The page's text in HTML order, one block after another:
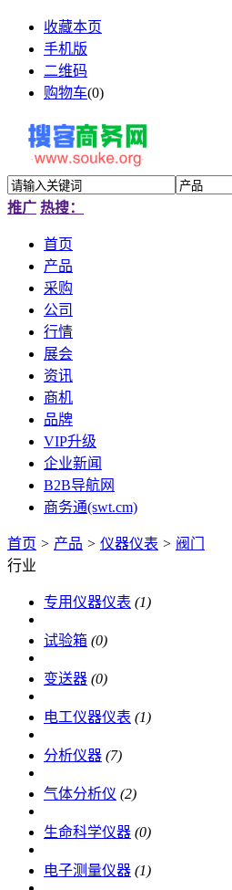
收藏本页
手机版
二维码
购物车(0)
推广 热搜：
首页
产品
采购
公司
行情
展会
资讯
商机
品牌
VIP升级
企业新闻
B2B导航网
商务通(swt.cm)
首页 > 产品 > 仪器仪表 > 阀门
行业
专用仪器仪表 (1)
试验箱 (0)
变送器 (0)
电工仪器仪表 (1)
分析仪器 (7)
气体分析仪 (2)
生命科学仪器 (0)
电子测量仪器 (1)